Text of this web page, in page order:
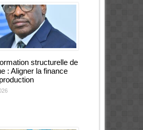
structurelle de
: Aligner la finance